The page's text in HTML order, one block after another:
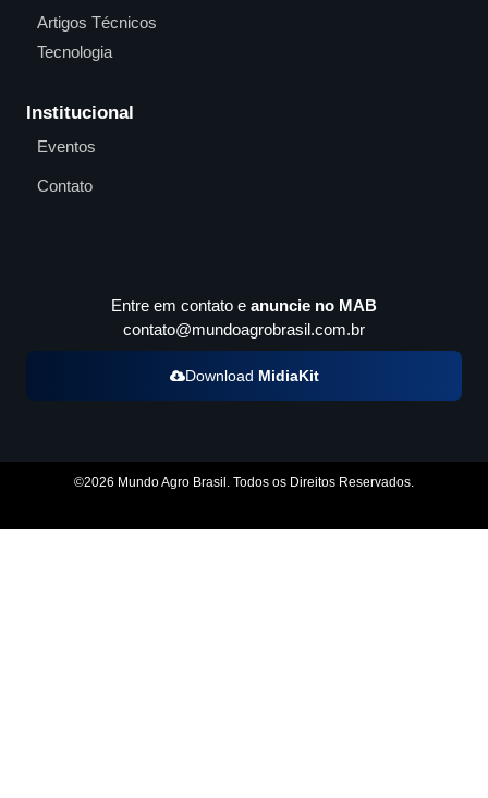
Artigos Técnicos
Tecnologia
Institucional
Eventos
Contato
Entre em contato e anuncie no MAB
contato@mundoagrobrasil.com.br
Download MidiaKit
©2026 Mundo Agro Brasil. Todos os Direitos Reservados.